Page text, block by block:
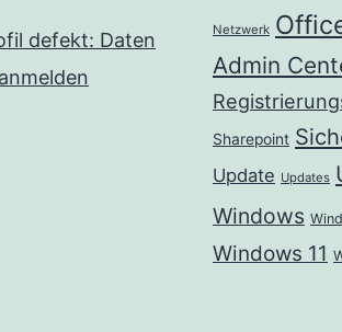
defekt: Daten
Netzwerk
Admin
Sharepoint
Update Updates
Windows
Windows 11